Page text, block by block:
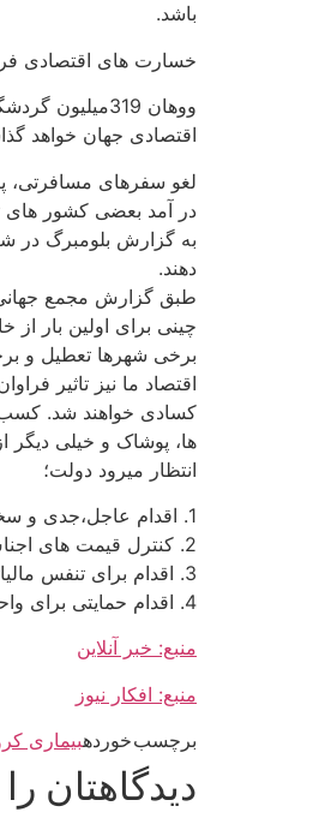
باشد.
خسارت های اقتصادی
اقتصادی جهان خواهد
لغو سفرهای مسافرتی،
در آمد بعضی کشور های
به گزارش بلومبرگ در
دهند.
چینی برای اولین بار از
برخی شهرها تعطیل و
کسادی خواهند شد. کسب
ها، پوشاک و خیلی دیگر
انتظار ميرود دولت؛
1. اقدام عاجل،جدی و سختگیرانه برای پیشگیری از شیوع بیشتر این ویروس
2. کنترل قیمت های اجناس ضروری مردم در این بحران
3. اقدام برای تنفس مالیاتی برای صنوف تحت الشعاع قرار گرفته
4. اقدام حمایتی برای واحدهای بدهکار بانکی در کسر سودهای بانکی
منبع: خبر آنلاین
منبع: افکار نیوز
برچسب خوردهبیماری
دیدگاهتان